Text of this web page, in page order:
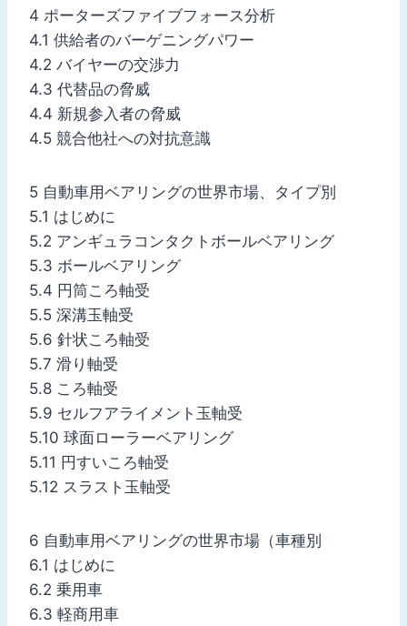
4 ポーターズファイブフォース分析
4.1 供給者のバーゲニングパワー
4.2 バイヤーの交渉力
4.3 代替品の脅威
4.4 新規参入者の脅威
4.5 競合他社への対抗意識
5 自動車用ベアリングの世界市場、タイプ別
5.1 はじめに
5.2 アンギュラコンタクトボールベアリング
5.3 ボールベアリング
5.4 円筒ころ軸受
5.5 深溝玉軸受
5.6 針状ころ軸受
5.7 滑り軸受
5.8 ころ軸受
5.9 セルフアライメント玉軸受
5.10 球面ローラーベアリング
5.11 円すいころ軸受
5.12 スラスト玉軸受
6 自動車用ベアリングの世界市場（車種別
6.1 はじめに
6.2 乗用車
6.3 軽商用車